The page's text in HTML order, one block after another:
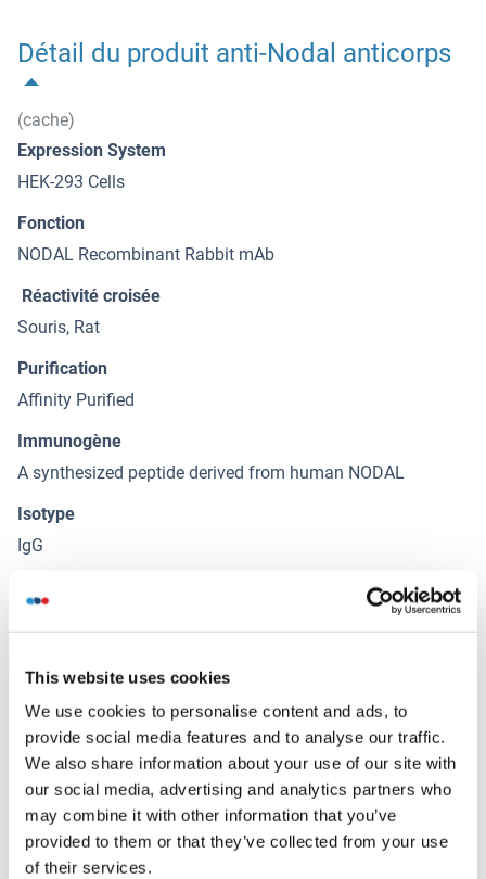
This website uses cookies
We use cookies to personalise content and ads, to
provide social media features and to analyse our traffic.
We also share information about your use of our site with
our social media, advertising and analytics partners who
may combine it with other information that you’ve
provided to them or that they’ve collected from your use
of their services.
Détail du produit anti-Nodal anticorps
(cache)
Expression System
HEK-293 Cells
Fonction
NODAL Recombinant Rabbit mAb
Réactivité croisée
Souris, Rat
Purification
Affinity Purified
Immunogène
A synthesized peptide derived from human NODAL
Isotype
IgG
Alternatives (show)
Information d'application
(cache)
Indications d'application
Western Blotting (WB): 1:1,000-1:5,000, Flow Cytometry
(FCM): 1:200-1:2,000
Restrictions